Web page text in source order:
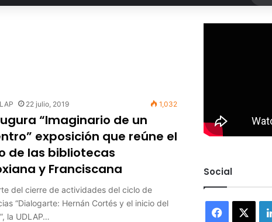
22 julio, 2019 1,032
“Imaginario de un
exposición que reúne el
de las bibliotecas
y Franciscana
del cierre de actividades del ciclo de
“Dialogarte: Hernán Cortés y el inicio del
la UDLAP…
Social
Facebook